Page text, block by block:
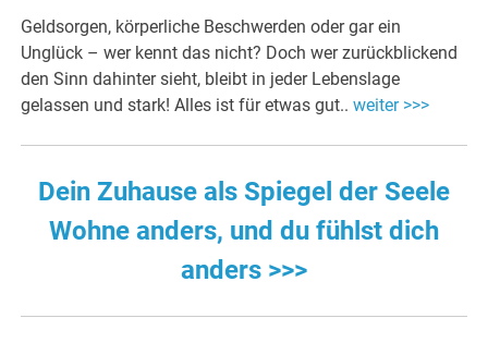
Geldsorgen, körperliche Beschwerden oder gar ein
Unglück – wer kennt das nicht? Doch wer zurückblickend
den Sinn dahinter sieht, bleibt in jeder Lebenslage
gelassen und stark! Alles ist für etwas gut..weiter >>>
Dein Zuhause als Spiegel der Seele
Wohne anders, und du fühlst dich
anders >>>